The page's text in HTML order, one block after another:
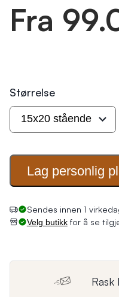
Fra
Størrelse
Lag personlig
Sendes innen 1
Velg butikkfor å se
Rask